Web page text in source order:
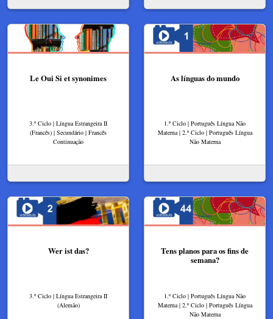
Le Oui Si et synonimes
3.º Ciclo | Língua Estrangeira II
(Francês) | Secundário | Francês
Continuação
As línguas do mundo
1.º Ciclo | Português Língua Não
Materna | 2.º Ciclo | Português Língua
Não Materna
Wer ist das?
3.º Ciclo | Língua Estrangeira II
(Alemão)
Tens planos para os fins de
semana?
1.º Ciclo | Português Língua Não
Materna | 2.º Ciclo | Português Língua
Não Materna